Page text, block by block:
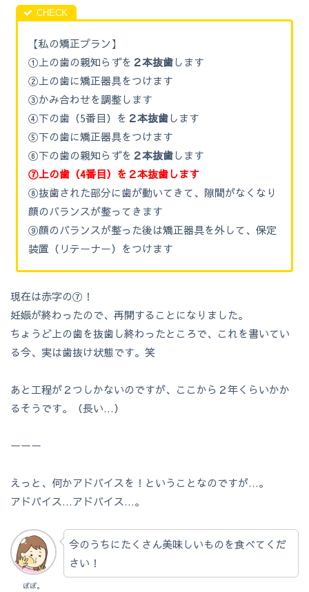
【私の矯正プラン】
①上の歯の親知らずを ２本抜歯します
②上の歯に矯正器具をつけます
③かみ合わせを調整します
④下の歯（5番目）を ２本抜歯します
⑤下の歯に矯正器具をつけます
⑥下の歯の親知らずを ２本抜歯します
⑦上の歯（4番目）を２本抜歯します
⑧抜歯された部分に歯が動いてきて、隙間がなくなり
顔のバランスが整ってきます
⑨顔のバランスが整った後は矯正器具を外して、保定
装置（リテーナー）をつけます
現在は赤字の⑦！
妊娠が終わったので、再開することになりました。
ちょうど上の歯を抜歯し終わったところで、これを書いてい
る今、実は歯抜け状態です。笑
あと工程が２つしかないのですが、ここから２年くらいかか
るそうです。（長い…）
ーーー
えっと、何かアドバイスを！ということなのですが…。
アドバイス…アドバイス…。
ぽぽ。
今のうちにたくさん美味しいものを食べてくだ
さい！